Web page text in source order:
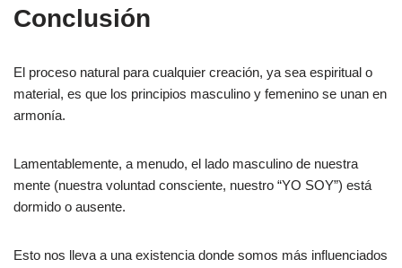
Conclusión
El proceso natural para cualquier creación, ya sea espiritual o
material, es que los principios masculino y femenino se unan en
armonía.
Lamentablemente, a menudo, el lado masculino de nuestra
mente (nuestra voluntad consciente, nuestro “YO SOY”) está
dormido o ausente.
Esto nos lleva a una existencia donde somos más influenciados